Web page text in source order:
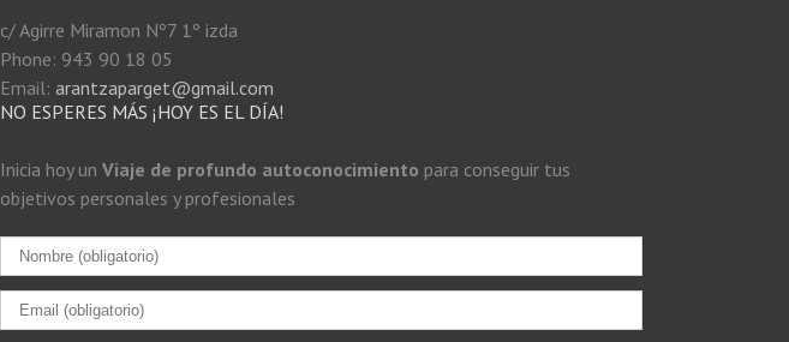
c/ Agirre Miramon Nº7 1º izda
Phone: 943 90 18 05
Email: arantzaparget@gmail.com
NO ESPERES MÁS ¡HOY ES EL DÍA!
Inicia hoy un Viaje de profundo autoconocimiento para conseguir tus
objetivos personales y profesionales